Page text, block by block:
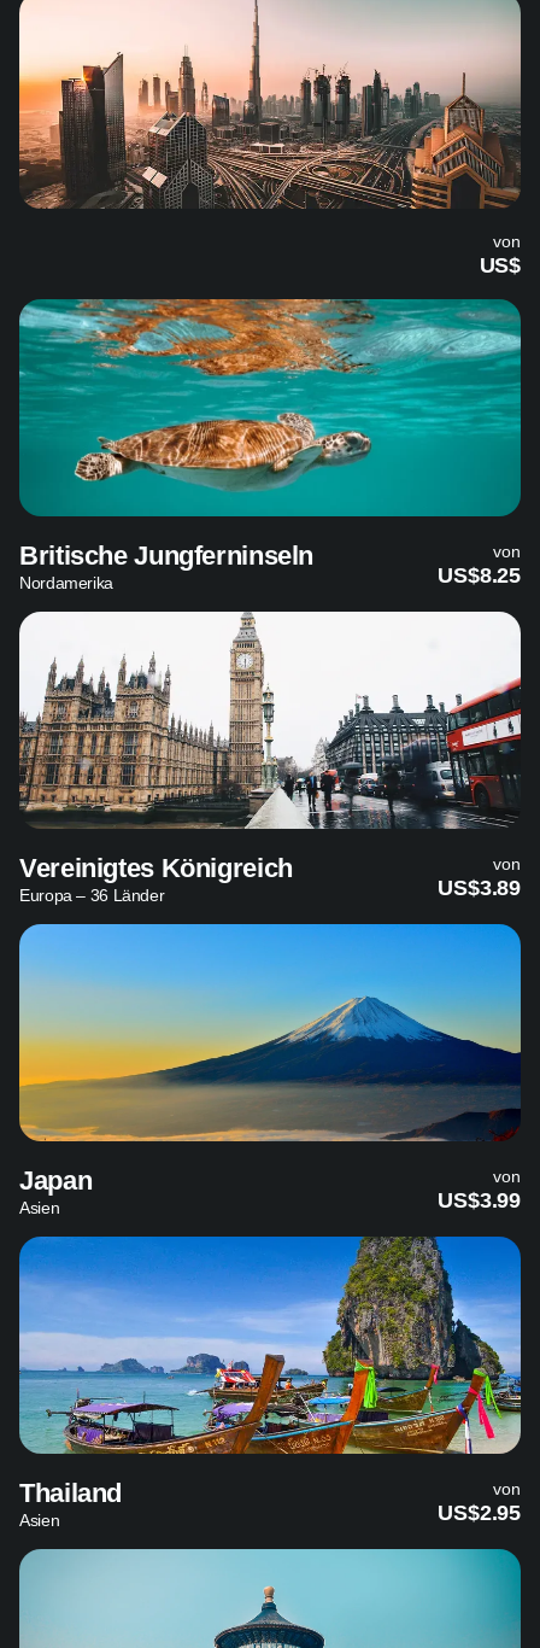
von
US$
Britische Jungferninseln
Nordamerika
von
US$8.25
Vereinigtes Königreich
Europa – 36 Länder
von
US$3.89
Japan
Asien
von
US$3.99
Thailand
Asien
von
US$2.95